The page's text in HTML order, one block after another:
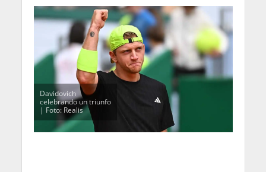
Davidovich
celebrando un triunfo
| Foto: Realis